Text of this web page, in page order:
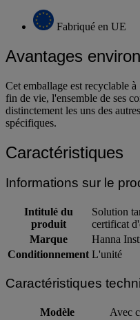
Fabriqué en UE
Avantages
Cet emballage est recyclable
fin de vie, l'ensemble de ses
distinctement les uns des
spécifiques.
Caractéristiques
Informations sur le
Intitulé du
produit
Solution
certificat
Marque
Hanna
Conditionnement L'unité
Caractéristiques
Modèle
Avec